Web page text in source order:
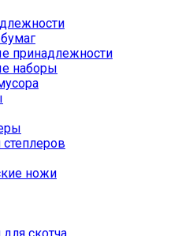
принадлежности
наборы
ножи